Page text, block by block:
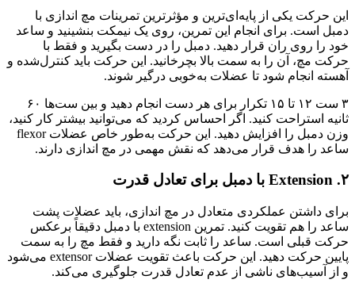
این حرکت یکی از پایه‌ای‌ترین و مؤثرترین تمرینات مچ اندازی با
دمبل است. برای انجام این تمرین، روی یک نیمکت بنشینید و ساعد
خود را روی ران قرار دهید. دمبل را در دست بگیرید و فقط با
حرکت مچ، آن را به سمت بالا بچرخانید. این حرکت باید کنترل‌شده و
آهسته انجام شود تا عضلات به‌خوبی درگیر شوند.
۳ ست ۱۲ تا ۱۵ تکرار برای هر دست انجام دهید و بین ست‌ها ۶۰
ثانیه استراحت کنید. اگر احساس کردید که می‌توانید بیشتر کار کنید،
وزن دمبل را افزایش دهید. این حرکت به‌طور خاص عضلات flexor
ساعد را هدف قرار می‌دهد که نقش مهمی در مچ اندازی دارند.
۲. Extension با دمبل برای تعادل قدرت
برای داشتن عملکردی متعادل در مچ اندازی، باید عضلات پشت
ساعد را هم تقویت کنید. تمرین extension با دمبل دقیقاً برعکس
حرکت قبلی است. ساعد را ثابت نگه دارید و فقط مچ را به سمت
پایین حرکت دهید. این حرکت باعث تقویت عضلات extensor می‌شود
و از آسیب‌های ناشی از عدم تعادل قدرت جلوگیری می‌کند.